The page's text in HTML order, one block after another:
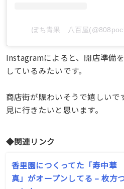
ぽち青果 八百屋
Instagramによると、開店準備
しているみたいです。
商店街が賑わいそうで嬉しいで
見に行きたいと思います。
◆関連リンク
香里園につくってた「寿中華
真」がオープンしてる – 枚方